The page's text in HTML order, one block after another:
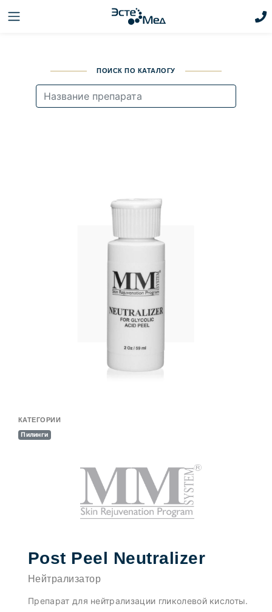
ПОИСК ПО КАТАЛОГУ
КАТЕГОРИИ
Пилинги
Post Peel Neutralizer
Нейтрализатор
Препарат для нейтрализации гликолевой кислоты.